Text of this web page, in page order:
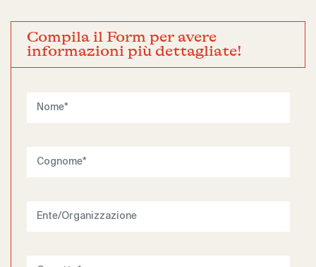
Compila il Form per avere
informazioni più dettagliate!